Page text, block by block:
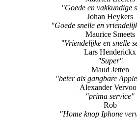
"iPhone 6s"
Remi Linssen
"Snel en goed
Maarten Leeters
"Goede en vakkundige
Johan Heykers
"Goede snelle en
Maurice Smeets
"Vriendelijke en snelle
Lars Henderickx
"Super"
Maud Jetten
"beter als gangbare Apple